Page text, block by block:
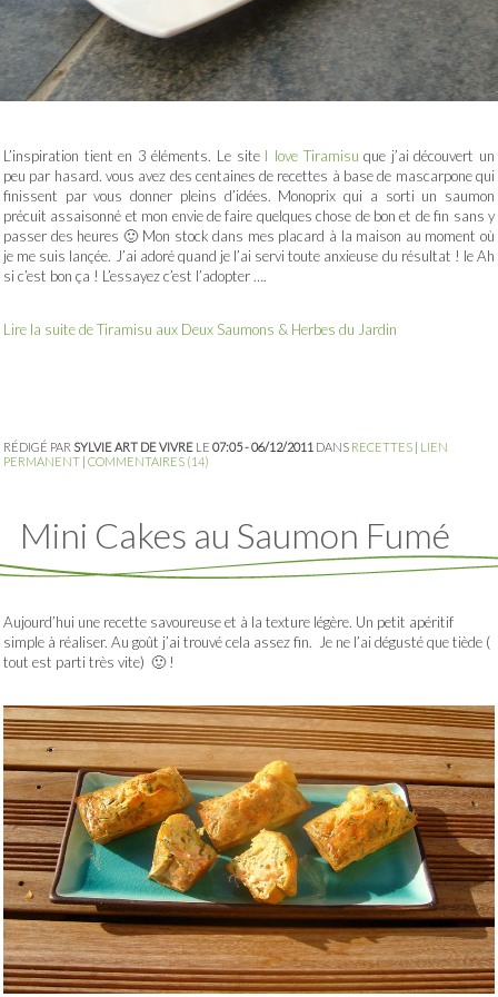
L’inspiration tient en 3 éléments. Le site I love Tiramisu que j’ai découvert un
peu par hasard. vous avez des centaines de recettes à base de mascarpone qui
finissent par vous donner pleins d’idées. Monoprix qui a sorti un saumon
précuit assaisonné et mon envie de faire quelques chose de bon et de fin sans y
passer des heures 🙂 Mon stock dans mes placard à la maison au moment où
je me suis lançée. J’ai adoré quand je l’ai servi toute anxieuse du résultat ! le Ah
si c’est bon ça ! L’essayez c’est l’adopter ….
Lire la suite de Tiramisu aux Deux Saumons & Herbes du Jardin
RÉDIGÉ PAR SYLVIE ART DE VIVRE LE 07:05 - 06/12/2011 DANS RECETTES
LIEN
PERMANENT COMMENTAIRES (14)
Mini Cakes au Saumon Fumé
Aujourd’hui une recette savoureuse et à la texture légère. Un petit apéritif
simple à réaliser. Au goût j’ai trouvé cela assez fin. Je ne l’ai dégusté que tiède (
tout est parti très vite) 🙂 !